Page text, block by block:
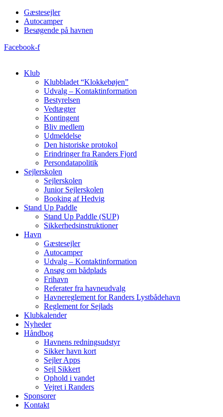
Videre
indhold
Gæstesejler
Autocamper
Besøgende på havnen
Facebook-f
Klub
Klubbladet “Klokkebøjen”
Udvalg – Kontaktinformation
Bestyrelsen
Vedtægter
Kontingent
Bliv medlem
Udmeldelse
Den historiske protokol
Erindringer fra Randers Fjord
Persondatapolitik
Sejlerskolen
Sejlerskolen
Junior Sejlerskolen
Booking af Hedvig
Stand Up Paddle
Stand Up Paddle (SUP)
Sikkerhedsinstruktioner
Havn
Gæstesejler
Autocamper
Udvalg – Kontaktinformation
Ansøg om bådplads
Frihavn
Referater fra havneudvalg
Havnereglement for Randers Lystbådehavn
Reglement for Sejlads
Klubkalender
Nyheder
Håndbog
Havnens redningsudstyr
Sikker havn kort
Sejler Apps
Sejl Sikkert
Ophold i vandet
Vejret i Randers
Sponsorer
Kontakt